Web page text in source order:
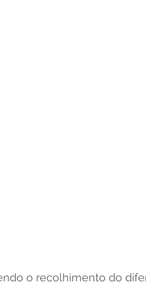
o recolhimento do